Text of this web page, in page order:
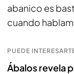
abanico es
cuando
PUEDE
Ábalos revela